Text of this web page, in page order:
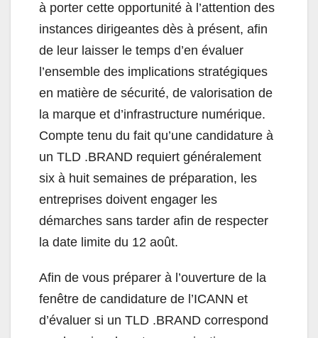
à porter cette opportunité à l’attention des
instances dirigeantes dès à présent, afin
de leur laisser le temps d’en évaluer
l’ensemble des implications stratégiques
en matière de sécurité, de valorisation de
la marque et d’infrastructure numérique.
Compte tenu du fait qu’une candidature à
un TLD .BRAND requiert généralement
six à huit semaines de préparation, les
entreprises doivent engager les
démarches sans tarder afin de respecter
la date limite du 12 août.
Afin de vous préparer à l’ouverture de la
fenêtre de candidature de l’ICANN et
d’évaluer si un TLD .BRAND correspond